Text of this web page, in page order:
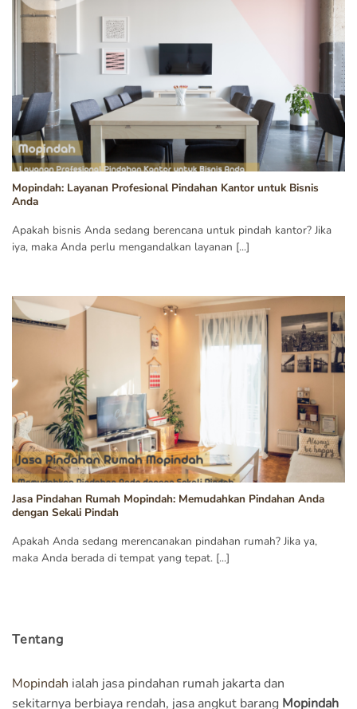
Mopindah: Layanan Profesional Pindahan Kantor untuk Bisnis
Anda
Apakah bisnis Anda sedang berencana untuk pindah kantor? Jika
iya, maka Anda perlu mengandalkan layanan [...]
Jasa Pindahan Rumah Mopindah: Memudahkan Pindahan Anda
dengan Sekali Pindah
Apakah Anda sedang merencanakan pindahan rumah? Jika ya,
maka Anda berada di tempat yang tepat. [...]
Tentang
Mopindah ialah jasa pindahan rumah jakarta dan
sekitarnya berbiaya rendah, jasa angkut barang Mopindah